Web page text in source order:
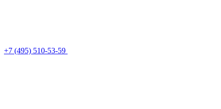
+7 (495) 510-53-59